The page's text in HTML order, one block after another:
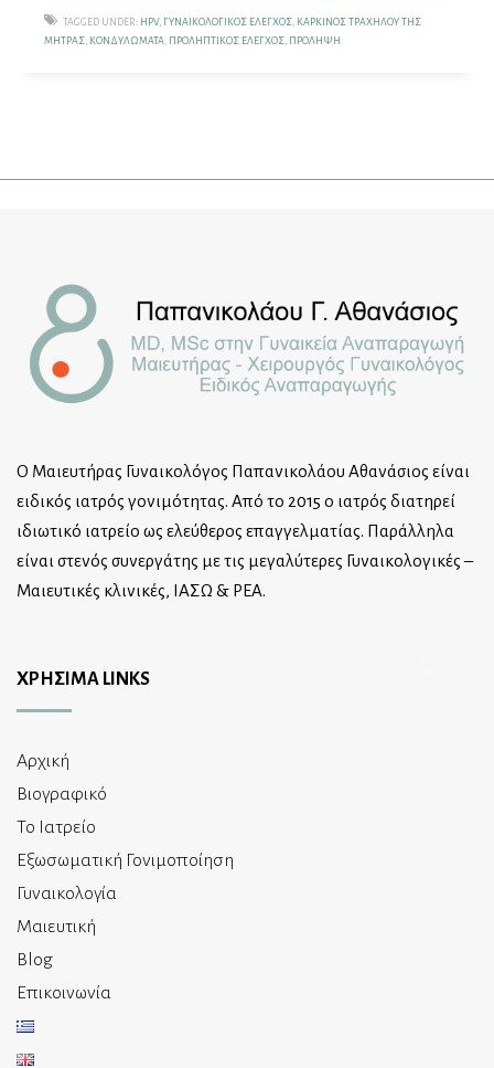
TAGGED UNDER: HPV, ΓΥΝΑΙΚΟΛΟΓΙΚΌΣ ΈΛΕΓΧΟΣ, ΚΑΡΚΊΝΟΣ ΤΡΑΧΉΛΟΥ ΤΗΣ
ΜΉΤΡΑΣ, ΚΟΝΔΥΛΏΜΑΤΑ, ΠΡΟΛΗΠΤΙΚΌΣ ΈΛΕΓΧΟΣ, ΠΡΌΛΗΨΗ
Ο Μαιευτήρας Γυναικολόγος Παπανικολάου Αθανάσιος είναι
ειδικός ιατρός γονιμότητας. Από το 2015 ο ιατρός διατηρεί
ιδιωτικό ιατρείο ως ελεύθερος επαγγελματίας. Παράλληλα
είναι στενός συνεργάτης με τις μεγαλύτερες Γυναικολογικές –
Μαιευτικές κλινικές, ΙΑΣΩ & ΡΕΑ.
ΧΡΗΣΙΜΑ LINKS
Αρχική
Βιογραφικό
Το Ιατρείο
Εξωσωματική Γονιμοποίηση
Γυναικολογία
Μαιευτική
Blog
Επικοινωνία